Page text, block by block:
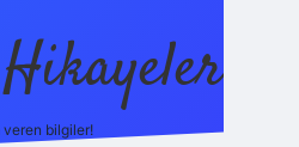
bilgiler!